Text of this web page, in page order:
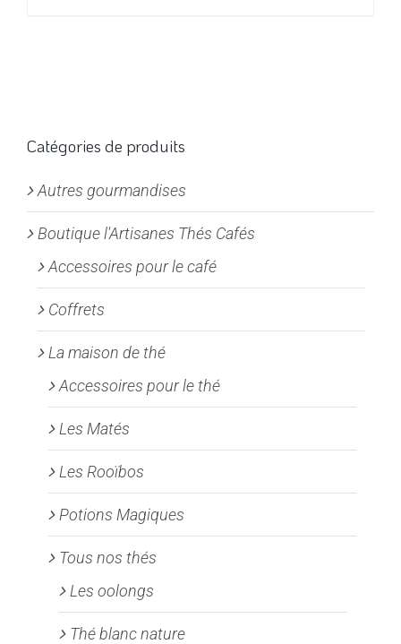
options
être
choisies
sur
la
page
produit
Catégories de produits
Autres gourmandises
Boutique l'Artisanes Thés Cafés
Accessoires pour le café
Coffrets
La maison de thé
Accessoires pour le thé
Les Matés
Les Rooïbos
Potions Magiques
Tous nos thés
Les oolongs
Thé blanc nature